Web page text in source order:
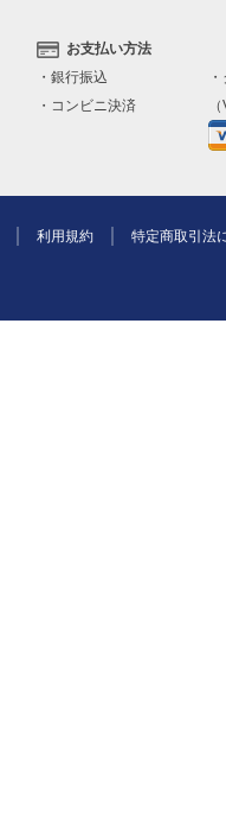
お支払い方法
・銀行振込
・コンビニ決済
利用規約 特定商取引法